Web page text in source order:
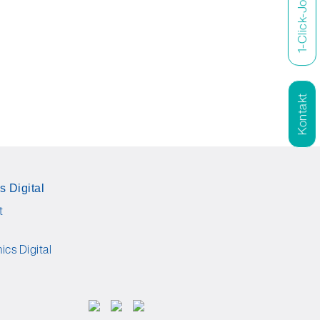
Kontakt
1-Click-Job
Digital
Digital